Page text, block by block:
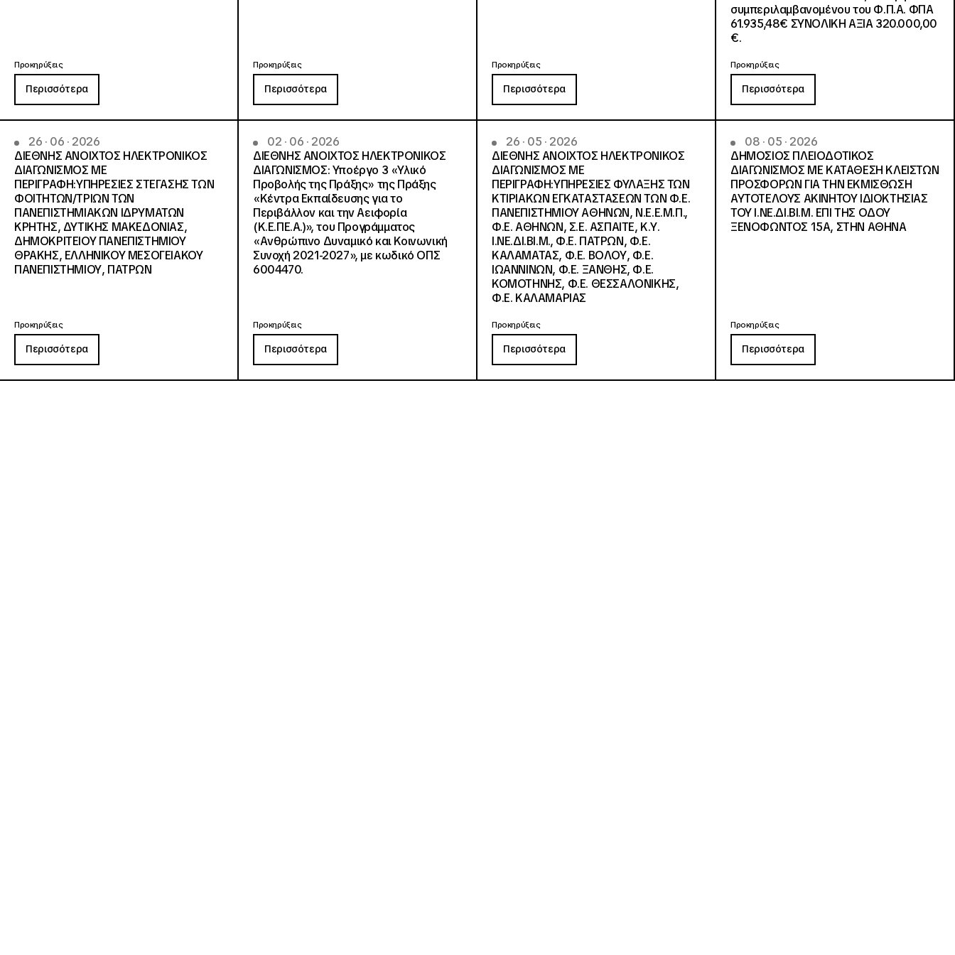
Προκηρύξεις
Περισσότερα
Προκηρύξεις
Περισσότερα
Προκηρύξεις
Περισσότερα
συμπεριλαμβανομένου του Φ.Π.Α. ΦΠΑ
61.935,48€ ΣΥΝΟΛΙΚΗ ΑΞΙΑ 320.000,00
€.
Προκηρύξεις
Περισσότερα
26 · 06 · 2026
ΔΙΕΘΝΗΣ ΑΝΟΙΧΤΟΣ ΗΛΕΚΤΡΟΝΙΚΟΣ
ΔΙΑΓΩΝΙΣΜΟΣ ΜΕ
ΠΕΡΙΓΡΑΦΗ:ΥΠΗΡΕΣΙΕΣ ΣΤΕΓΑΣΗΣ ΤΩΝ
ΦΟΙΤΗΤΩΝ/ΤΡΙΩΝ ΤΩΝ
ΠΑΝΕΠΙΣΤΗΜΙΑΚΩΝ ΙΔΡΥΜΑΤΩΝ
KΡΗΤΗΣ, ΔΥΤΙΚΗΣ ΜΑΚΕΔΟΝΙΑΣ,
ΔΗΜΟΚΡΙΤΕΙΟΥ ΠΑΝΕΠΙΣΤΗΜΙΟΥ
ΘΡΑΚΗΣ, ΕΛΛΗΝΙΚΟΥ ΜΕΣΟΓΕΙΑΚΟΥ
ΠΑΝΕΠΙΣΤΗΜΙΟΥ, ΠΑΤΡΩΝ
Προκηρύξεις
Περισσότερα
02 · 06 · 2026
ΔΙΕΘΝΗΣ ΑΝΟΙΧΤΟΣ ΗΛΕΚΤΡΟΝΙΚΟΣ
ΔΙΑΓΩΝΙΣΜΟΣ: Υποέργο 3 «Υλικό
Προβολής της Πράξης» της Πράξης
«Κέντρα Εκπαίδευσης για το
Περιβάλλον και την Αειφορία
(Κ.Ε.ΠΕ.Α.)», του Προγράμματος
«Ανθρώπινο Δυναμικό και Κοινωνική
Συνοχή 2021-2027», με κωδικό ΟΠΣ
6004470.
Προκηρύξεις
Περισσότερα
26 · 05 · 2026
ΔΙΕΘΝΗΣ ΑΝΟΙΧΤΟΣ ΗΛΕΚΤΡΟΝΙΚΟΣ
ΔΙΑΓΩΝΙΣΜΟΣ ΜΕ
ΠΕΡΙΓΡΑΦΗ:ΥΠΗΡΕΣΙΕΣ ΦΥΛΑΞΗΣ ΤΩΝ
ΚΤΙΡΙΑΚΩΝ ΕΓΚΑΤΑΣΤΑΣΕΩΝ ΤΩΝ Φ.Ε.
ΠΑΝΕΠΙΣΤΗΜΙΟΥ ΑΘΗΝΩΝ, Ν.Ε.Ε.Μ.Π.,
Φ.Ε. ΑΘΗΝΩΝ, Σ.Ε. ΑΣΠΑΙΤΕ, Κ.Υ.
Ι.ΝΕ.ΔΙ.ΒΙ.Μ., Φ.Ε. ΠΑΤΡΩΝ, Φ.Ε.
ΚΑΛΑΜΑΤΑΣ, Φ.Ε. ΒΟΛΟΥ, Φ.Ε.
ΙΩΑΝΝΙΝΩΝ, Φ.Ε. ΞΑΝΘΗΣ, Φ.Ε.
ΚΟΜΟΤΗΝΗΣ, Φ.Ε. ΘΕΣΣΑΛΟΝΙΚΗΣ,
Φ.Ε. ΚΑΛΑΜΑΡΙΑΣ
Προκηρύξεις
Περισσότερα
08 · 05 · 2026
ΔΗΜΟΣΙΟΣ ΠΛΕΙΟΔΟΤΙΚΟΣ
ΔΙΑΓΩΝΙΣΜΟΣ ΜΕ ΚΑΤΑΘΕΣΗ ΚΛΕΙΣΤΩΝ
ΠΡΟΣΦΟΡΩΝ ΓΙΑ ΤΗΝ ΕΚΜΙΣΘΩΣΗ
ΑΥΤΟΤΕΛΟΥΣ ΑΚΙΝΗΤΟΥ ΙΔΙΟΚΤΗΣΙΑΣ
ΤΟΥ Ι.ΝΕ.ΔΙ.ΒΙ.Μ. ΕΠΙ ΤΗΣ ΟΔΟΥ
ΞΕΝΟΦΩΝΤΟΣ 15Α, ΣΤΗΝ ΑΘΗΝΑ
Προκηρύξεις
Περισσότερα